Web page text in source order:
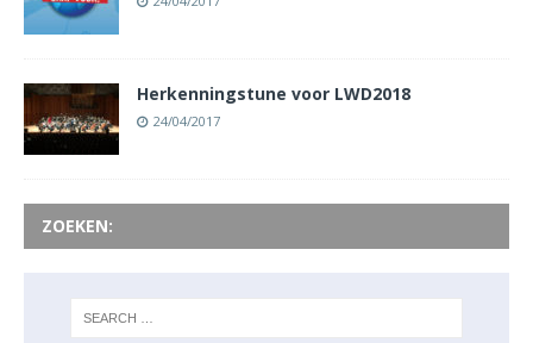
Herkenningstune voor LWD2018
24/04/2017
ZOEKEN: